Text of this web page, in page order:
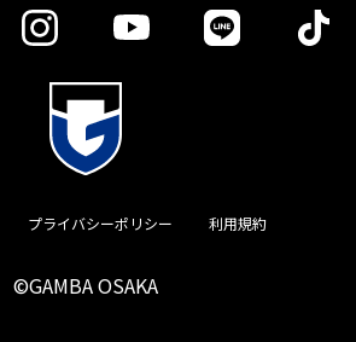
プライバシーポリシー 利用規約
©GAMBA OSAKA